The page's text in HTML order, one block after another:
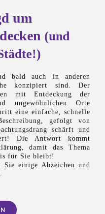
um
(und
bald auch in anderen
konzipiert sind. Der
mit Entdeckung der
ungewöhnlichen Orte
eine einfache, schnelle
gefolgt von
schärft und
Die Antwort kommt
damit das Thema
für Sie bleibt!
Sie einige Abzeichen und